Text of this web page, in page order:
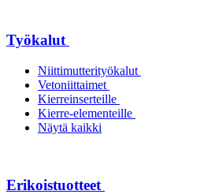
Työkalut
Niittimutterityökalut
Vetoniittaimet
Kierreinserteille
Kierre-elementeille
Näytä kaikki
Erikoistuotteet